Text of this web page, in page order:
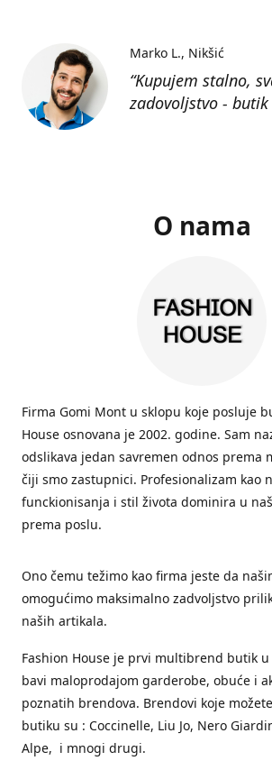
“Kupujem stalno,
zadovoljstvo -
Marko L. Nikšić
O nama
Firma Gomi Mont u sklopu koje posluje
House osnovana je 2002. godine. Sam
odslikava jedan savremen odnos prema
čiji smo zastupnici. Profesionalizam kao
funckionisanja i stil života dominira u
prema poslu.
Ono čemu težimo kao firma jeste da
omogućimo maksimalno zadvoljstvo
naših artikala.
Fashion House je prvi multibrend butik
bavi maloprodajom garderobe, obuće i
poznatih brendova. Brendovi koje
butiku su : Coccinelle, Liu Jo, Nero
Alpe, i mnogi drugi.